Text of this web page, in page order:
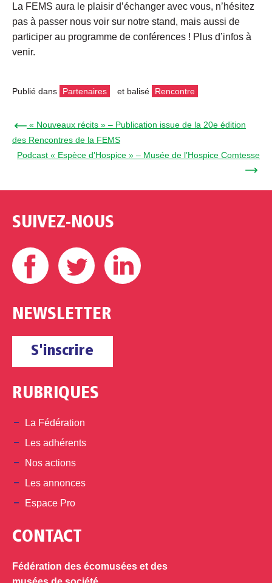
La FEMS aura le plaisir d’échanger avec vous, n’hésitez
pas à passer nous voir sur notre stand, mais aussi de
participer au programme de conférences ! Plus d’infos à
venir.
Publié dans Partenaires et balisé Rencontre
← « Nouveaux récits » – Publication issue de la 20e édition
des Rencontres de la FEMS
Podcast « Espèce d’Hospice » – Musée de l’Hospice Comtesse
→
SUIVEZ-NOUS
Facebook Twitter
NEWSLETTER
S'inscrire
RUBRIQUES
La Fédération
Les adhérents
Nos actions
Les annonces
Espace Pro
CONTACT
Fédération des écomusées et des